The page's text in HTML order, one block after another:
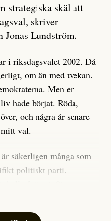
ETC påstår, ”vad som
den bidrar bara till
finns inte ett enda bevis
Det som läsaren
sina politiska åsikter
tidigare innehåll på sina
inte förstår sig
det tydligen finns
som säger saker som
närmare på personen,
för att hänga ut
strategiska skäl att
skriver
Lundström.
i riksdagsvalet 2002. Då
om än med tvekan.
Men en
hade börjat. Röda,
och några år senare
val.
säkerligen många som
politiskt parti.